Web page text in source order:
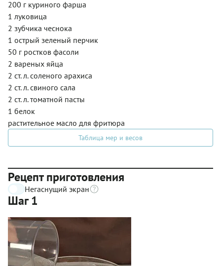
200 г куриного фарша
1 луковица
2 зубчика чеснока
1 острый зеленый перчик
50 г ростков фасоли
2 вареных яйца
2 ст. л. соленого арахиса
2 ст. л. свиного сала
2 ст. л. томатной пасты
1 белок
растительное масло для фритюра
Таблица мер и весов
Рецепт приготовления
Негаснущий экран
Шаг 1